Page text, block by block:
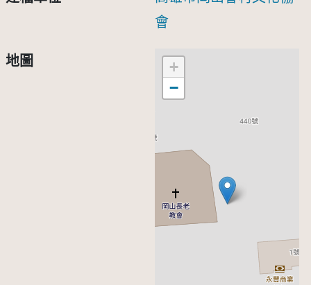
會
地圖
+
−